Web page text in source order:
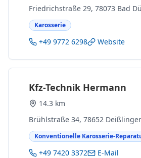
Friedrichstraße 29, 78073 Bad
Karosserie
+49 9772 6298 Website
Kfz-Technik Hermann
14.3 km
Brühlstraße 34, 78652
Konventionelle Karosserie-
+49 7420 3372 E-Mail